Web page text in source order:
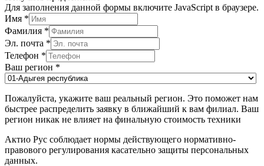
Для заполнения данной формы включите JavaScript в браузере.
Имя *
Фамилия *
Эл. почта *
Телефон *
Ваш регион *
Пожалуйста, укажите ваш реальный регион. Это поможет нам
быстрее распределить заявку в ближайший к вам филиал. Ваш
регион никак не влияет на финальную стоимость техники
Актио Рус соблюдает нормы действующего нормативно-
правового регулирования касательно защиты персональных
данных.